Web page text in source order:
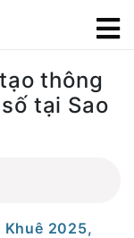
thông
tại Sao
Khuê 2025,